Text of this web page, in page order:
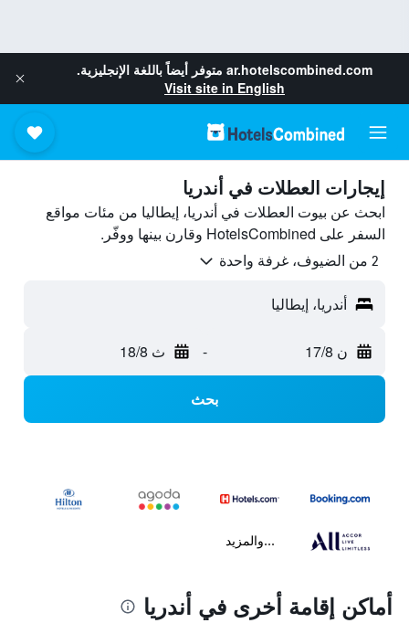
ar.hotelscombined.com متوفر أيضاً باللغة الإنجليزية.
Visit site in English
إيجارات العطلات في أندريا
ابحث عن بيوت العطلات في أندريا، إيطاليا من مئات مواقع
السفر على HotelsCombined وقارن بينها ووفّر.
2 من الضيوف، غرفة واحدة
أندريا، إيطاليا
ن 17/8 - ث 18/8
بحث
...والمزيد
أماكن إقامة أخرى في أندريا